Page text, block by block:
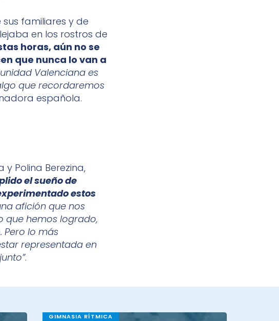
familiares y de
en los rostros de
horas, aún no se
que nunca lo van a
Valenciana es
que recordaremos
española.
Polina Berezina,
el sueño de
estos
afición que nos
que hemos logrado,
Pero lo más
representada en
.
GIMNASIA RÍTMICA